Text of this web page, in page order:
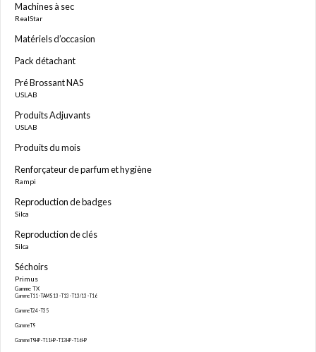
Machines à sec
RealStar
Matériels d’occasion
Pack détachant
Pré Brossant NAS
USLAB
Produits Adjuvants
USLAB
Produits du mois
Renforçateur de parfum et hygiène
Rampi
Reproduction de badges
Silca
Reproduction de clés
Silca
Séchoirs
Primus
Gamme TX
Gamme T11 - TAMS13 - T13 - T13/13 - T16
Gamme T24 - T35
Gamme T9
Gamme T9HP - T11HP - T13HP - T16HP